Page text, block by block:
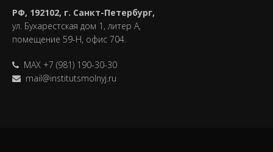
РФ, 192102, г. Санкт-Петербург,
ул. Бухарестская дом 1, литер А,
помещение 59-Н, офис 704.
MAX +7 (981) 190-30-30
mail@institutsmolnyj.ru